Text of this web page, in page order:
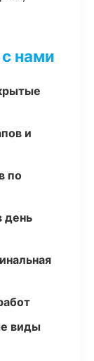
нами
и
по
день
виды